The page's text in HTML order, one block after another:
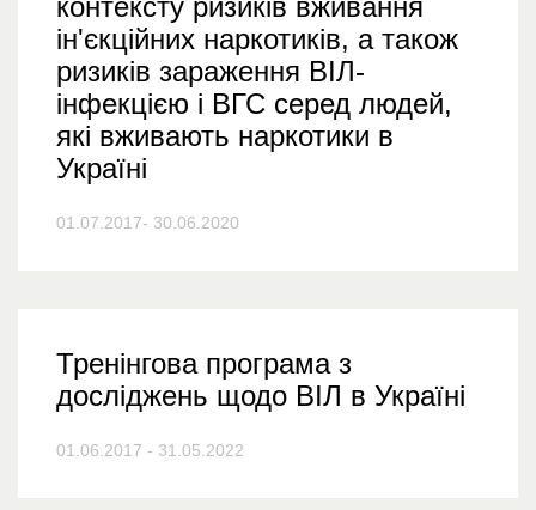
контексту ризиків вживання
ін'єкційних наркотиків, а також
ризиків зараження ВІЛ-
інфекцією і ВГС серед людей,
які вживають наркотики в
Україні
01.07.2017- 30.06.2020
Тренінгова програма з
досліджень щодо ВІЛ в Україні
01.06.2017 - 31.05.2022